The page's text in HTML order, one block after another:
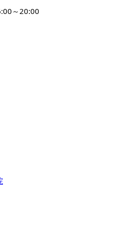
～20:00